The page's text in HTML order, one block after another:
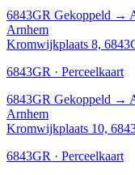
6843GR Gekoppeld →
Arnhem
Kromwijkplaats 8,
6843GR · Perceelkaart
6843GR Gekoppeld →
Arnhem
Kromwijkplaats 10,
6843GR · Perceelkaart